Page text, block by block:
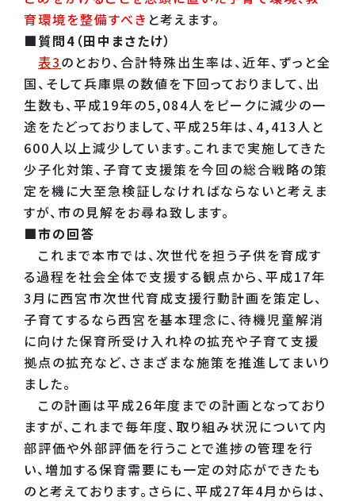
育環境を整備すべき と考えます。
■質問4（田中まさたけ）
表3のとおり、合計特殊出生率は、近年、ずっと全
国、そして兵庫県の数値を下回っておりまして、出
生数も、平成19年の5,084人をピークに減少の一
途をたどっておりまして、平成25年は、4,413人と
600人以上減少しています。これまで実施してきた
少子化対策、子育て支援策を今回の総合戦略の策
定を機に大至急検証しなければならないと考えま
すが、市の見解をお尋ね致します。
■市の回答
これまで本市では、次世代を担う子供を育成す
る過程を社会全体で支援する観点から、平成17年
3月に西宮市次世代育成支援行動計画を策定し、
子育てするなら西宮を基本理念に、待機児童解消
に向けた保育所受け入れ枠の拡充や子育て支援
拠点の拡充など、さまざまな施策を推進してまいり
ました。
この計画は平成26年度までの計画となっており
ますが、これまで毎年度、取り組み状況について内
部評価や外部評価を行うことで進捗の管理を行
い、増加する保育需要にも一定の対応ができたも
のと考えております。さらに、平成27年4月からは、